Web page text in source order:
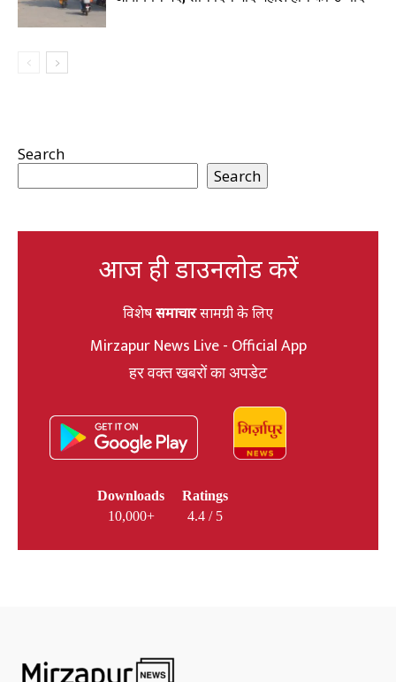
Search
Search
आज ही डाउनलोड करें
विशेषसमाचारसामग्री के लिए
Mirzapur News Live - Official App
हर वक्त खबरों का अपडेट
Downloads
10,000+
Ratings
4.4 / 5